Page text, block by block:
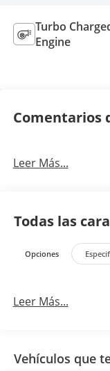
Turbo
Engine
Comentarios
Leer Más...
Todas las
Opciones
Leer Más...
Vehículos que